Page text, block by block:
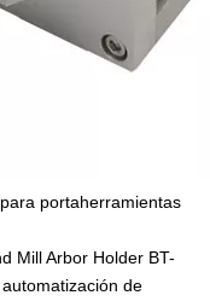
portaherramientas
Mill Arbor Holder BT-
de